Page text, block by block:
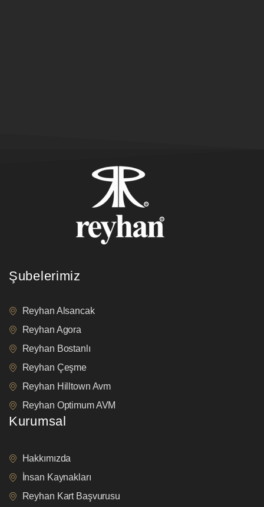
Şubelerimiz
Reyhan Alsancak
Reyhan Agora
Reyhan Bostanlı
Reyhan Çeşme
Reyhan Hilltown Avm
Reyhan Optimum AVM
Kurumsal
Hakkımızda
İnsan Kaynakları
Reyhan Kart Başvurusu